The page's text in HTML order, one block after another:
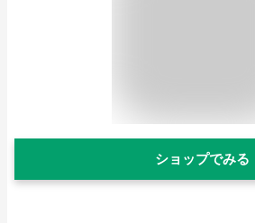
ショップでみる